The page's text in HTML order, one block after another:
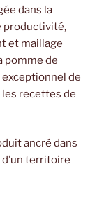
dans la
productivité,
et maillage
pomme de
de
recettes de
ancré dans
territoire